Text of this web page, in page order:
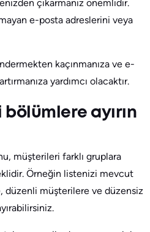
çıkarmanız önemlidir.
e-posta adreslerini veya
kaçınmanıza ve e-
yardımcı olacaktır.
ayırın
müşterileri farklı gruplara
Örneğin listenizi mevcut
düzenli müşterilere ve düzensiz